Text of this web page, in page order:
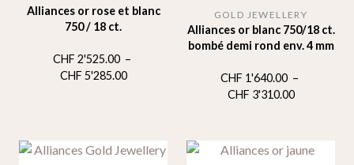
Alliances or rose et blanc
750 / 18 ct.
CHF 2'525.00 –
CHF 5'285.00Plage
CHF 5'285.00
Alliances or blanc 750/18 ct.
bombé demi rond env. 4 mm
GOLD JEWELLERY
CHF 1'640.00 –
CHF 3'310.00Plage